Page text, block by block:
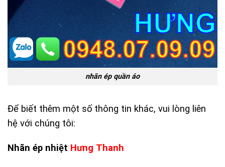
nhãn ép quần áo
Để biết thêm một số thông tin khác, vui lòng liên
hệ với chúng tôi:
Nhãn ép nhiệt Hưng Thanh